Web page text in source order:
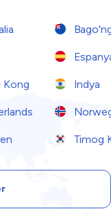
Kong Indya
Timog